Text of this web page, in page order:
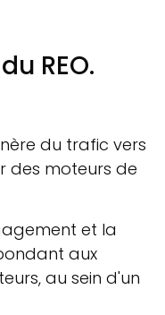
REO.
du trafic vers
des moteurs de
et la
aux
au sein d'un